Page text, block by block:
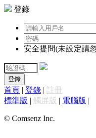
登錄
安全提問(未設定請
登錄
首頁 | 登錄 | 註冊
標準版 | 觸屏版 | 電腦版 |
© Comsenz Inc.